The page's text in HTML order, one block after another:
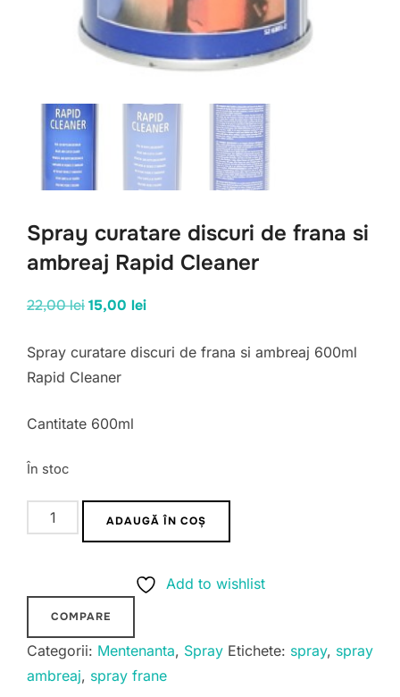
Spray curatare discuri de frana si
ambreaj Rapid Cleaner
22,00leiPrețul
a
fost:
15,00 leiPrețul
este:
Spray curatare discuri de frana si ambreaj 600ml
Rapid Cleaner
Cantitate 600ml
În stoc
Cantitate
Spray
frana
si
ambreaj
ADAUGĂ ÎN COȘ
Add to wishlist
COMPARE
Categorii: Mentenanta, Spray Etichete: spray, spray
ambreaj, spray frane